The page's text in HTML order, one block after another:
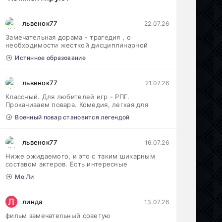
львенок77 22.07.26
Замечательная дорама - трагедия , о
необходимости жесткой дисциплинарной
Истинное образование
львенок77 21.07.26
Классный. Для любителей игр - РПГ.
Прокачиваем повара. Комедия, легкая для
Военный повар становится легендой
львенок77 16.07.26
Ниже ожидаемого, и это с таким шикарным
составом актеров. Есть интересные
Мо Ли
Л линда 13.07.26
фильм замечательный советую